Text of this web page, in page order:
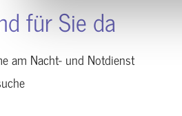
für Sie da
am Nacht- und Notdienst